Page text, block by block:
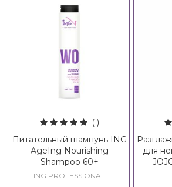
(1)
Питательный шампунь ING
AgeIng Nourishing
Shampoo 60+
ING PROFESSIONAL
для